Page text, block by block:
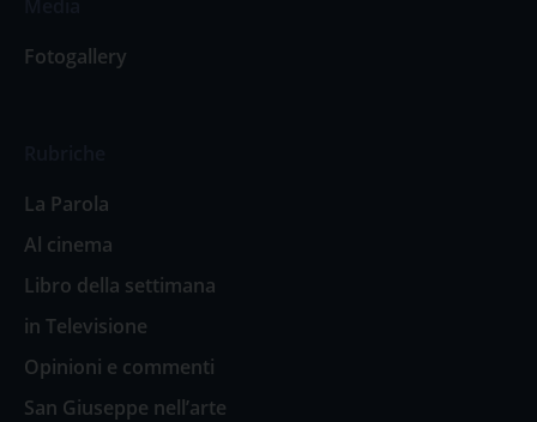
Fotogallery
La Parola
Al cinema
Libro della settimana
in Televisione
Opinioni e commenti
San Giuseppe nell’arte